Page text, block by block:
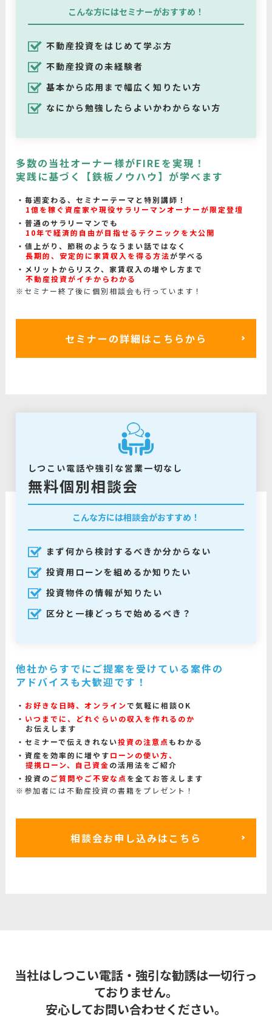
こんな方にはセミナーがおすすめ！
不動産投資をはじめて学ぶ方
不動産投資の未経験者
基本から応用まで幅広く知りたい方
なにから勉強したらよいかわからない方
多数の当社オーナー様がFIREを実現！
実践に基づく【鉄板ノウハウ】が学べます
毎週変わる、セミナーテーマと特別講師！
1億を稼ぐ資産家や現役サラリーマンオーナーが限定登壇
普通のサラリーマンでも
10年で経済的自由が目指せるテクニックを大公開
値上がり、節税のようなうまい話ではなく
長期的、安定的に家賃収入を得る方法が学べる
メリットからリスク、家賃収入の増やし方まで
不動産投資がイチからわかる
※セミナー終了後に個別相談会も行っています！
セミナーの詳細はこちらから
しつこい電話や強引な営業一切なし
無料個別相談会
こんな方には相談会がおすすめ！
まず何から検討するべきか分からない
投資用ローンを組めるか知りたい
投資物件の情報が知りたい
区分と一棟どっちで始めるべき？
他社からすでにご提案を受けている案件の
アドバイスも大歓迎です！
お好きな日時、オンラインで気軽に相談OK
いつまでに、どれぐらいの収入を作れるのか
お伝えします
セミナーで伝えきれない投資の注意点 もわかる
資産を効率的に増やすローンの使い方、
提携ローン、自己資金の活用法をご紹介
投資のご質問やご不安な点 を全てお答えします
※参加者には不動産投資の書籍をプレゼント！
相談会お申し込みはこちら
当社はしつこい電話・強引な勧誘は一切行っ
ておりません。
安心してお問い合わせください。